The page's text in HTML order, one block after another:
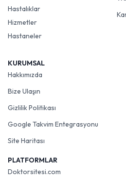
Hastalıklar
Hizmetler
Hastaneler
KURUMSAL
Hakkımızda
Bize Ulaşın
Gizlilik Politikası
Google Takvim Entegrasyonu
Site Haritası
PLATFORMLAR
Doktorsitesi.com